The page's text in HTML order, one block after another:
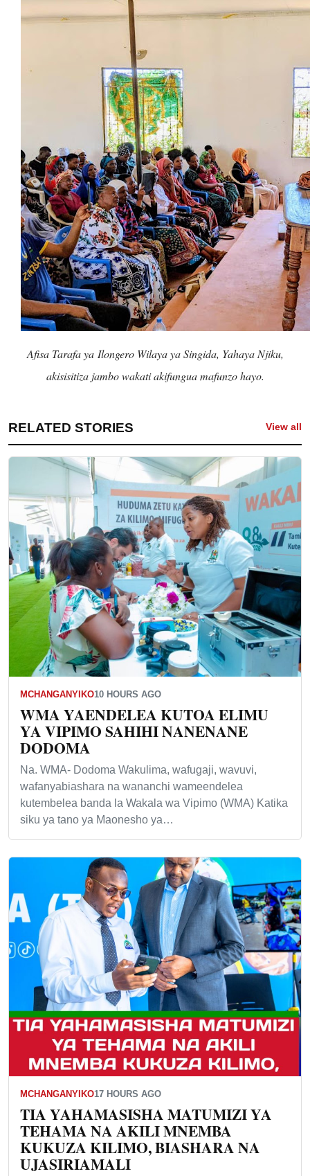
Afisa Tarafa ya Ilongero Wilaya ya Singida, Yahaya Njiku,
akisisitiza jambo wakati akifungua mafunzo hayo.
RELATED STORIES View all
MCHANGANYIKO10 HOURS AGO
WMA YAENDELEA KUTOA ELIMU
YA VIPIMO SAHIHI NANENANE
DODOMA
Na. WMA- Dodoma Wakulima, wafugaji, wavuvi,
wafanyabiashara na wananchi wameendelea
kutembelea banda la Wakala wa Vipimo (WMA) Katika
siku ya tano ya Maonesho ya…
MCHANGANYIKO17 HOURS AGO
TIA YAHAMASISHA MATUMIZI YA
TEHAMA NA AKILI MNEMBA
KUKUZA KILIMO, BIASHARA NA
UJASIRIAMALI